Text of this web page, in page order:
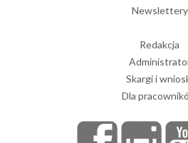
Newslettery
Redakcja
Skargi i
Dla